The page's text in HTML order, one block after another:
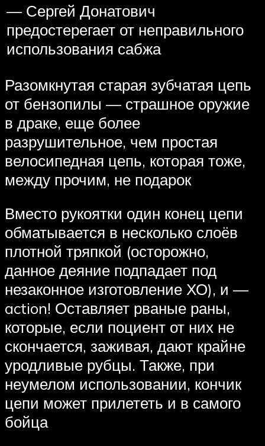
— Сергей Донатович
предостерегает от неправильного
использования сабжа
Разомкнутая старая зубчатая цепь
от бензопилы — страшное оружие
в драке, еще более
разрушительное, чем простая
велосипедная цепь, которая тоже,
между прочим, не подарок
Вместо рукоятки один конец цепи
обматывается в несколько слоёв
плотной тряпкой (осторожно,
данное деяние подпадает под
незаконное изготовление ХО), и —
action! Оставляет рваные раны,
которые, если поциент от них не
скончается, заживая, дают крайне
уродливые рубцы. Также, при
неумелом использовании, кончик
цепи может прилететь и в самого
бойца